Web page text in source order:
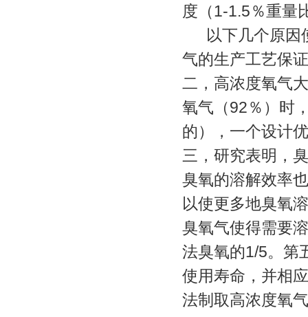
度（1-1.5％重量
以下几个原因
气的生产工艺保
二，高浓度氧气
氧气（92％）时
的），一个设计
三，研究表明，
臭氧的溶解效率
以使更多地臭氧
臭氧气使得需要
法臭氧的1/5。第
使用寿命，并相
法制取高浓度氧